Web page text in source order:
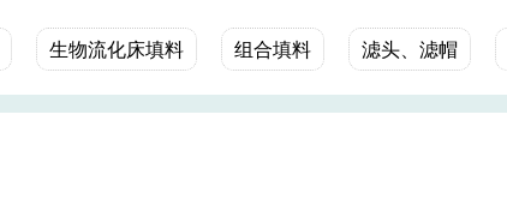
生物流化床填料 组合填料 滤头、滤帽